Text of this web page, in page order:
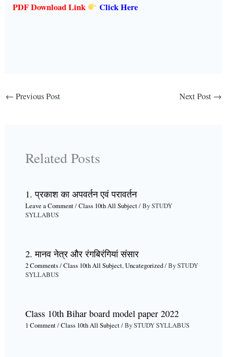
PDF Download Link Click Here
← Previous Post Next Post →
Related Posts
1. प्रकाश का अपवर्तन एवं परावर्तन
Leave a Comment/Class 10th All Subject/ BySTUDY
SYLLABUS
2. मानव नेत्र और रंगबिरंगियां संसार
2 Comments/Class 10th All Subject,Uncategorized/ BySTUDY
SYLLABUS
Class 10th Bihar board model paper 2022
1 Comment/Class 10th All Subject/ BySTUDY SYLLABUS